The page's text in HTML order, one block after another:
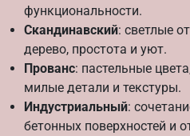
функциональности.
Скандинавский: светлые
дерево, простота и уют.
Прованс: пастельные
милые детали и текстуры.
Индустриальный:
бетонных поверхностей и